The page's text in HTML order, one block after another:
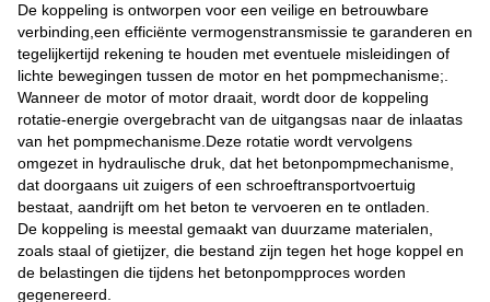
De koppeling is ontworpen voor een veilige en betrouwbare
verbinding,een efficiënte vermogenstransmissie te garanderen en
tegelijkertijd rekening te houden met eventuele misleidingen of
lichte bewegingen tussen de motor en het pompmechanisme;.
Wanneer de motor of motor draait, wordt door de koppeling
rotatie-energie overgebracht van de uitgangsas naar de inlaatas
van het pompmechanisme.Deze rotatie wordt vervolgens
omgezet in hydraulische druk, dat het betonpompmechanisme,
dat doorgaans uit zuigers of een schroeftransportvoertuig
bestaat, aandrijft om het beton te vervoeren en te ontladen.
De koppeling is meestal gemaakt van duurzame materialen,
zoals staal of gietijzer, die bestand zijn tegen het hoge koppel en
de belastingen die tijdens het betonpompproces worden
gegenereerd.